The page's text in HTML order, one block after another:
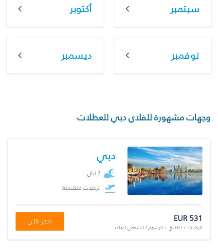
سبتمبر أكتوبر
نوفمبر ديسمبر
وجهات مشهورة للفلاي دبي للعطلات
دبي
2 ليال
الرحلات متضمنة
EUR 531
الرحلات + الفندق + الرسوم / للشخص الواحد
احجز الآن